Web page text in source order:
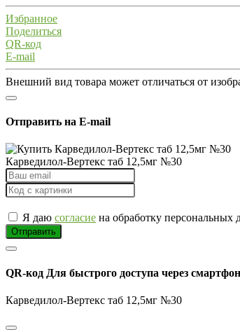
Избранное
Поделиться
QR-код
E-mail
Внешний вид товара может отличаться от
Отправить на E-mail
Карведилол-Вертекс таб 12,5мг №30
Я даю согласие на обработку персональных
Отправить
QR-код Для быстрого доступа через
Карведилол-Вертекс таб 12,5мг №30